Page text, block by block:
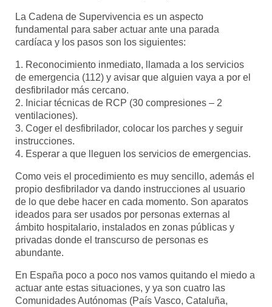
La Cadena de Supervivencia es un aspecto
fundamental para saber actuar ante una parada
cardíaca y los pasos son los siguientes:
1. Reconocimiento inmediato, llamada a los servicios
de emergencia (112) y avisar que alguien vaya a por el
desfibrilador más cercano.
2. Iniciar técnicas de RCP (30 compresiones – 2
ventilaciones).
3. Coger el desfibrilador, colocar los parches y seguir
instrucciones.
4. Esperar a que lleguen los servicios de emergencias.
Como veis el procedimiento es muy sencillo, además el
propio desfibrilador va dando instrucciones al usuario
de lo que debe hacer en cada momento. Son aparatos
ideados para ser usados por personas externas al
ámbito hospitalario, instalados en zonas públicas y
privadas donde el transcurso de personas es
abundante.
En España poco a poco nos vamos quitando el miedo a
actuar ante estas situaciones, y ya son cuatro las
Comunidades Autónomas (País Vasco, Cataluña,